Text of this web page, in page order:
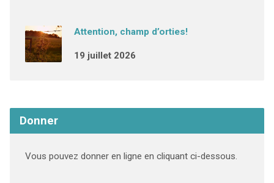
Attention, champ d’orties!
19 juillet 2026
Donner
Vous pouvez donner en ligne en cliquant ci-dessous.